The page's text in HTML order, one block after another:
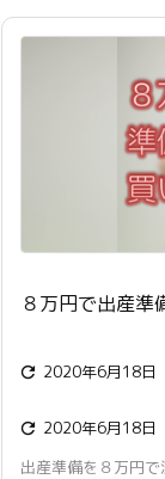
８万円で出産準
 2020年6月18日
 2020年6月18日
出産準備を８万円